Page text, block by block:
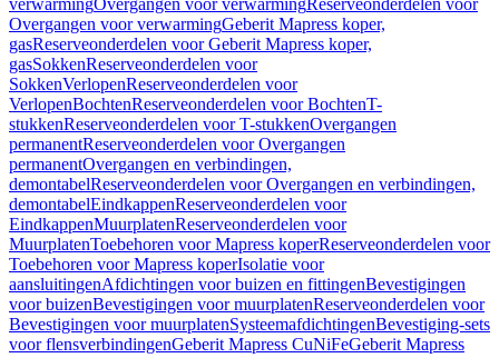
verwarmingOvergangen voor verwarmingReserveonderdelen voor
Overgangen voor verwarmingGeberit Mapress koper,
gasReserveonderdelen voor Geberit Mapress koper,
gasSokkenReserveonderdelen voor
SokkenVerlopenReserveonderdelen voor
VerlopenBochtenReserveonderdelen voor BochtenT-
stukkenReserveonderdelen voor T-stukkenOvergangen
permanentReserveonderdelen voor Overgangen
permanentOvergangen en verbindingen,
demontabelReserveonderdelen voor Overgangen en verbindingen,
demontabelEindkappenReserveonderdelen voor
EindkappenMuurplatenReserveonderdelen voor
MuurplatenToebehoren voor Mapress koperReserveonderdelen voor
Toebehoren voor Mapress koperIsolatie voor
aansluitingenAfdichtingen voor buizen en fittingenBevestigingen
voor buizenBevestigingen voor muurplatenReserveonderdelen voor
Bevestigingen voor muurplatenSysteemafdichtingenBevestiging-sets
voor flensverbindingenGeberit Mapress CuNiFeGeberit Mapress